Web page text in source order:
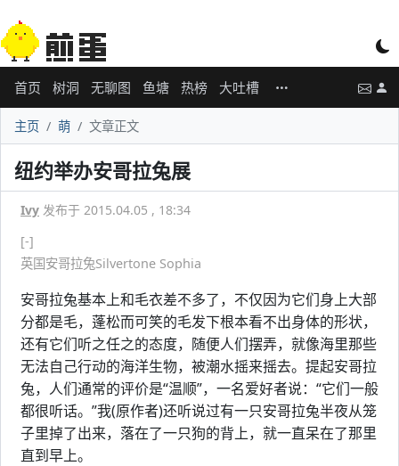
首页 树洞 无聊图 鱼塘 热榜 大吐槽
主页 萌 文章正文
纽约举办安哥拉兔展
Ivy 发布于 2015.04.05 , 18:34
[-]
英国安哥拉兔Silvertone Sophia
安哥拉兔基本上和毛衣差不多了，不仅因为它们身上大部
分都是毛，蓬松而可笑的毛发下根本看不出身体的形状，
还有它们听之任之的态度，随便人们摆弄，就像海里那些
无法自己行动的海洋生物，被潮水摇来摇去。提起安哥拉
兔，人们通常的评价是“温顺”，一名爱好者说：“它们一般
都很听话。”我(原作者)还听说过有一只安哥拉兔半夜从笼
子里掉了出来，落在了一只狗的背上，就一直呆在了那里
直到早上。